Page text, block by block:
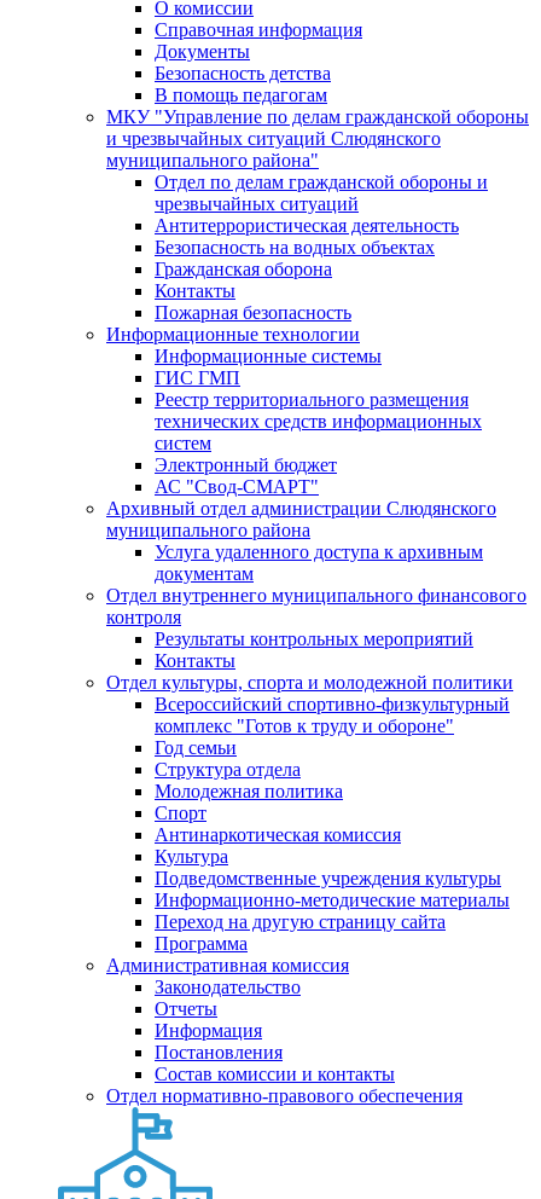
О комиссии
Справочная информация
Документы
Безопасность детства
В помощь педагогам
МКУ "Управление по делам гражданской обороны
и чрезвычайных ситуаций Слюдянского
муниципального района"
Отдел по делам гражданской обороны и
чрезвычайных ситуаций
Антитеррористическая деятельность
Безопасность на водных объектах
Гражданская оборона
Контакты
Пожарная безопасность
Информационные технологии
Информационные системы
ГИС ГМП
Реестр территориального размещения
технических средств информационных
систем
Электронный бюджет
АС "Свод-СМАРТ"
Архивный отдел администрации Слюдянского
муниципального района
Услуга удаленного доступа к архивным
документам
Отдел внутреннего муниципального финансового
контроля
Результаты контрольных мероприятий
Контакты
Отдел культуры, спорта и молодежной политики
Всероссийский спортивно-физкультурный
комплекс "Готов к труду и обороне"
Год семьи
Структура отдела
Молодежная политика
Спорт
Антинаркотическая комиссия
Культура
Подведомственные учреждения культуры
Информационно-методические материалы
Переход на другую страницу сайта
Программа
Административная комиссия
Законодательство
Отчеты
Информация
Постановления
Состав комиссии и контакты
Отдел нормативно-правового обеспечения